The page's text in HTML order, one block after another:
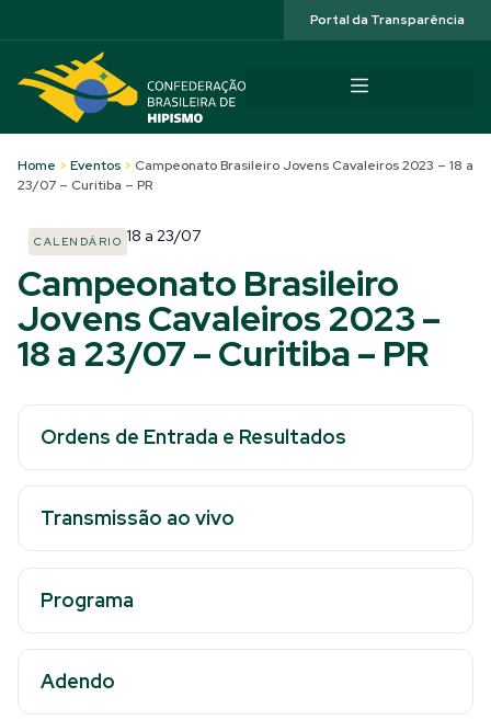
Portal da Transparência
Home > Eventos > Campeonato Brasileiro Jovens Cavaleiros 2023 – 18 a
23/07 – Curitiba – PR
CALENDÁRIO 18 a 23/07
Campeonato Brasileiro
Jovens Cavaleiros 2023 –
18 a 23/07 – Curitiba – PR
Ordens de Entrada e Resultados
Transmissão ao vivo
Programa
Adendo